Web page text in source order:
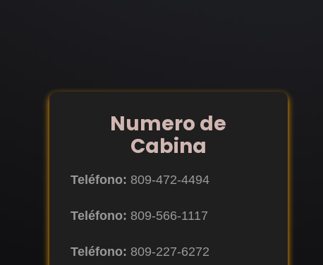
Numero de
Cabina
Teléfono: 809-472-4494
Teléfono: 809-566-1117
Teléfono: 809-227-6272